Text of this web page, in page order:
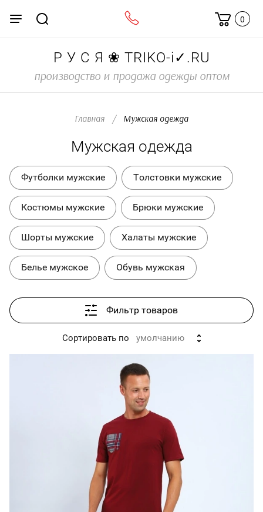
0
Р У С Я ❀ TRIKO-i✓.RU
производство и продажа одежды оптом
Главная /
  Мужская одежда
Мужская одежда
Футболки мужские Толстовки мужские
Костюмы мужские Брюки мужские
Шорты мужские Халаты мужские
Белье мужское Обувь мужская
Фильтр товаров
Сортировать по умолчанию